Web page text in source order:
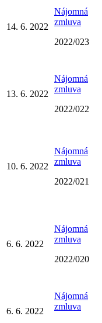
14. 6. 2022
Nájomná
zmluva
2022/023
13. 6. 2022
Nájomná
zmluva
2022/022
10. 6. 2022
Nájomná
zmluva
2022/021
6. 6. 2022
Nájomná
zmluva
2022/020
6. 6. 2022
Nájomná
zmluva